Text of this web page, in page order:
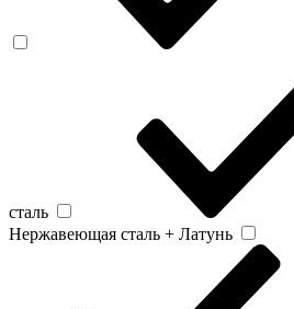
сталь
Нержавеющая сталь + Латунь